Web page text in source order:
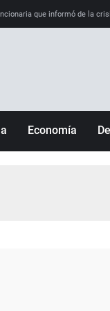
que informó de la
Economía